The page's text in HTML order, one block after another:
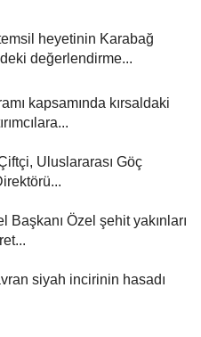
heyetinin Karabağ
değerlendirme...
kapsamında kırsaldaki
Uluslararası Göç
Başkanı Özel şehit yakınları
siyah incirinin hasadı